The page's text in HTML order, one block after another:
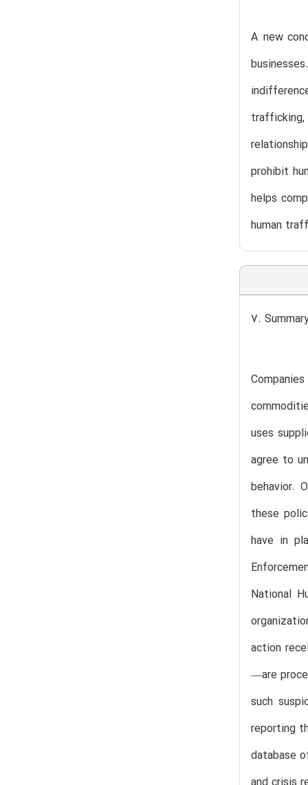
A new
prohibit
helps
human
7.
uses
agree to
behavior.
these
have in
National
action
—are
such
reporting
database